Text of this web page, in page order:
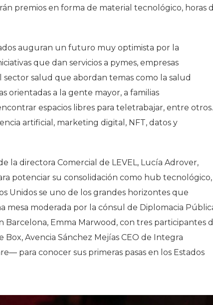
premios en forma de material tecnológico, horas
auguran un futuro muy optimista por la
que dan servicios a pymes, empresas
salud que abordan temas como la salud
orientadas a la gente mayor, a familias
espacios libres para teletrabajar, entre otros.
artificial, marketing digital, NFT, datos y
la directora Comercial de LEVEL, Lucía Adrover,
potenciar su consolidación como hub tecnológico,
Unidos se uno de los grandes horizontes que
mesa moderada por la cónsul de Diplomacia
Barcelona, Emma Marwood, con tres participantes
Avencia Sánchez Mejías CEO de Integra
para conocer sus primeras pasas en los Estados